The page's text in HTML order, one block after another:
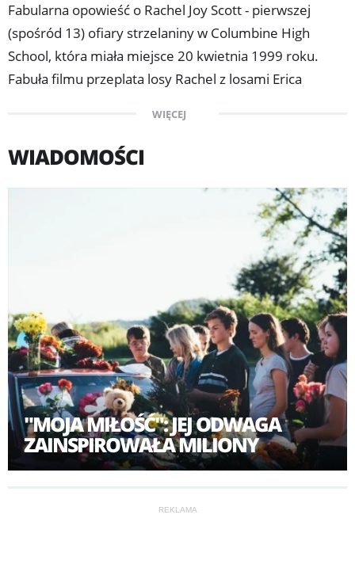
Fabularna opowieść o Rachel Joy Scott - pierwszej
(spośród 13) ofiary strzelaniny w Columbine High
School, która miała miejsce 20 kwietnia 1999 roku.
Fabuła filmu przeplata losy Rachel z losami Erica
sprawców szkolnej masakry. Film powstał na kanwie
historii Rachel, a także odnalezionych po śmierci
pamiętników dziewczyny.
WIĘCEJ
WIADOMOŚCI
"MOJA MIŁOŚĆ": JEJ ODWAGA
ZAINSPIROWAŁA MILIONY
REKLAMA